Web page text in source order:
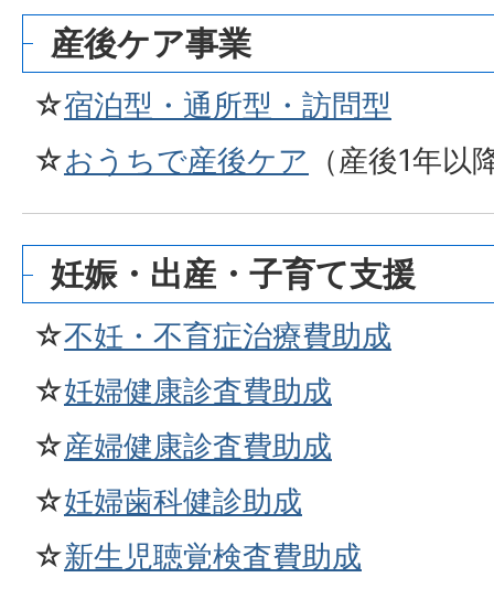
産後ケア事業
☆宿泊型・通所型・訪問型
☆おうちで産後ケア （産後1年
妊娠・出産・子育て支援
☆不妊・不育症治療費助成
☆妊婦健康診査費助成
☆産婦健康診査費助成
☆妊婦歯科健診助成
☆新生児聴覚検査費助成